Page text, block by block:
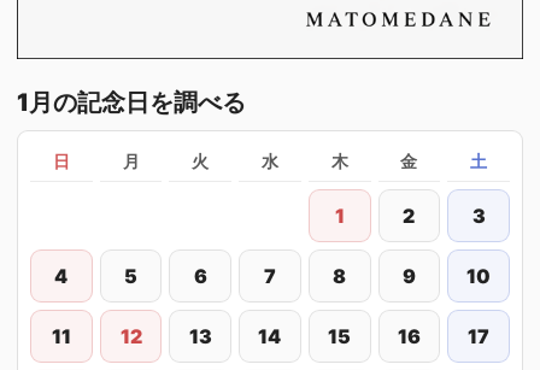
1月の記念日を調べる
日 月 火 水 木 金 土
1 2 3
4 5 6 7 8 9 10
11 12 13 14 15 16 17